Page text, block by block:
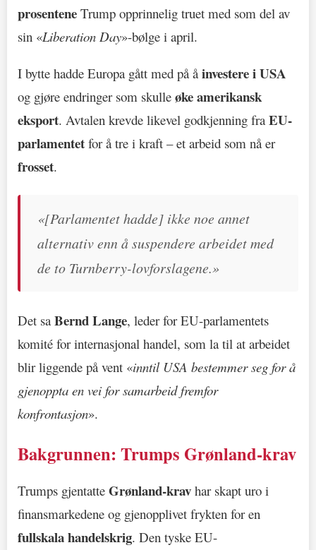
prosentene Trump opprinnelig truet med som del av
sin «Liberation Day»-bølge i april.
I bytte hadde Europa gått med på åinvestere i USA
og gjøre endringer som skulle øke amerikansk
eksport. Avtalen krevde likevel godkjenning fraEU-
parlamentet for å tre i kraft – et arbeid som nå er
frosset.
«[Parlamentet hadde] ikke noe annet
alternativ enn å suspendere arbeidet med
de to Turnberry-lovforslagene.»
Det saBernd Lange, leder for EU-parlamentets
komité for internasjonal handel, som la til at arbeidet
blir liggende på vent «inntil USA bestemmer seg for å
gjenoppta en vei for samarbeid fremfor
konfrontasjon».
Bakgrunnen: Trumps Grønland-krav
Trumps gjentatte Grønland-krav har skapt uro i
finansmarkedene og gjenopplivet frykten for en
fullskala handelskrig. Den tyske EU-